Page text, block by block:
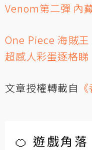
Venom第二彈 內
One Piece 海賊
超感人彩蛋逐格睇
文章授權轉載自
🍊 遊戲角落